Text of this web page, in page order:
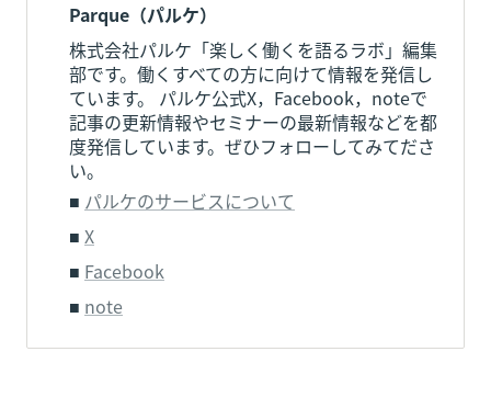
Parque（パルケ）
株式会社パルケ「楽しく働くを語るラボ」編集
部です。働くすべての方に向けて情報を発信し
ています。 パルケ公式X，Facebook，noteで
記事の更新情報やセミナーの最新情報などを都
度発信しています。ぜひフォローしてみてださ
い。
■ パルケのサービスについて
■ X
■ Facebook
■ note